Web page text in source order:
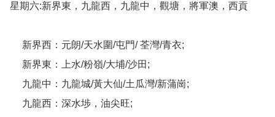
星期六:新界東，九龍西，九龍中，觀塘，將軍澳，西貢